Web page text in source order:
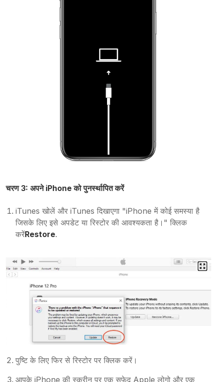
चरण 3: अपने iPhone को पुनर्स्थापित करें
iTunes खोलें और iTunes दिखाएगा "iPhone में कोई समस्या है
जिसके लिए इसे अपडेट या रिस्टोर की आवश्यकता है।" क्लिक
करेंRestore.
पुष्टि के लिए फिर से रिस्टोर पर क्लिक करें।
आपके iPhone की स्क्रीन पर एक सफेद Apple लोगो और एक